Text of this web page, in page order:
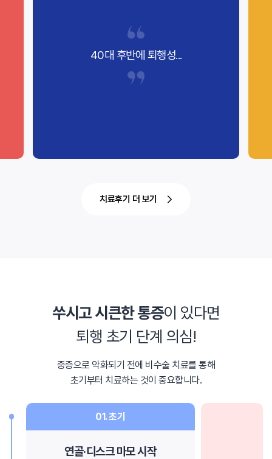
40대 후반에 퇴행성...
치료후기 더 보기
쑤시고 시큰한 통증이 있다면
퇴행 초기 단계 의심!
중증으로 악화되기 전에 비수술 치료를 통해
초기부터 치료하는 것이 중요합니다.
01. 초기
연골·디스크 마모 시작